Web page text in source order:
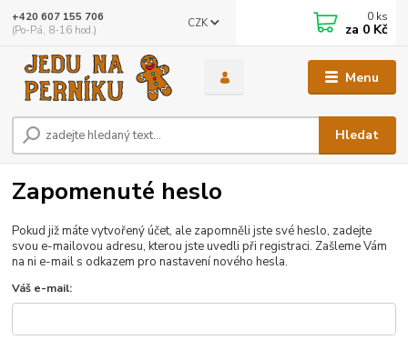
Menu
CZK
Hledat
+420 607 155 706
(Po-Pá, 8-16 hod.)
0 ks
za 0 Kč
Zapomenuté heslo
Pokud již máte vytvořený účet, ale zapomněli jste své heslo, zadejte
svou e-mailovou adresu, kterou jste uvedli při registraci. Zašleme Vám
na ni e-mail s odkazem pro nastavení nového hesla.
Váš e-mail: